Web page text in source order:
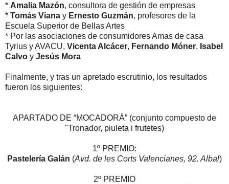
* Amalia Mazón, consultora de gestión de empresas
* Tomás Viana y Ernesto Guzmán, profesores de la
Escuela Superior de Bellas Artes
* Por las asociaciones de consumidores Amas de casa
Tyrius y AVACU, Vicenta Alcácer, Fernando Móner, Isabel
Calvo y Jesús Mora
Finalmente, y tras un apretado escrutinio, los resultados
fueron los siguientes:
APARTADO DE “MOCADORÁ” (conjunto compuesto de
"Tronador, piuleta i frutetes)
1º PREMIO:
Pastelería Galán (Avd. de les Corts Valencianes, 92. Albal)
2º PREMIO